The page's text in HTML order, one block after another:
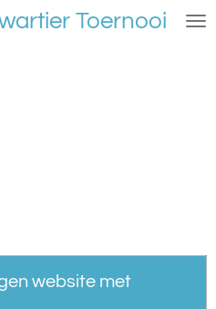
Toernooi
website met